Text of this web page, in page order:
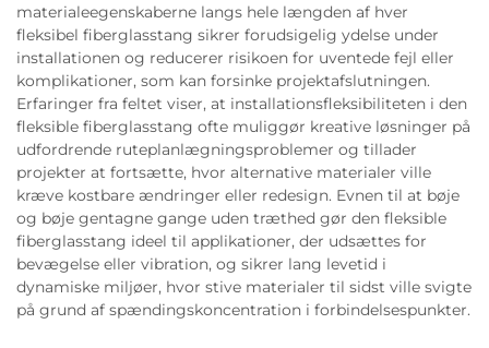
materialeegenskaberne langs hele længden af hver
fleksibel fiberglasstang sikrer forudsigelig ydelse under
installationen og reducerer risikoen for uventede fejl eller
komplikationer, som kan forsinke projektafslutningen.
Erfaringer fra feltet viser, at installationsfleksibiliteten i den
fleksible fiberglasstang ofte muliggør kreative løsninger på
udfordrende ruteplanlægningsproblemer og tillader
projekter at fortsætte, hvor alternative materialer ville
kræve kostbare ændringer eller redesign. Evnen til at bøje
og bøje gentagne gange uden træthed gør den fleksible
fiberglasstang ideel til applikationer, der udsættes for
bevægelse eller vibration, og sikrer lang levetid i
dynamiske miljøer, hvor stive materialer til sidst ville svigte
på grund af spændingskoncentration i forbindelsespunkter.